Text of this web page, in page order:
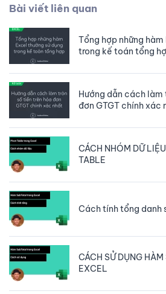
Bài viết liên quan
Tổng hợp những
trong kế toán tổng
Hướng dẫn cách
đơn GTGT chính xác
CÁCH NHÓM DỮ
TABLE
Cách tính tổng danh
CÁCH SỬ DỤNG
EXCEL